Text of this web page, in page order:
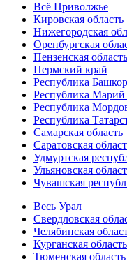
Всё Приволжье
Кировская область
Нижегородская
Оренбургская
Пензенская область
Пермский край
Республика
Республика
Республика
Республика
Самарская область
Саратовская
Удмуртская
Ульяновская
Чувашская
Весь Урал
Свердловская
Челябинская
Курганская область
Тюменская область